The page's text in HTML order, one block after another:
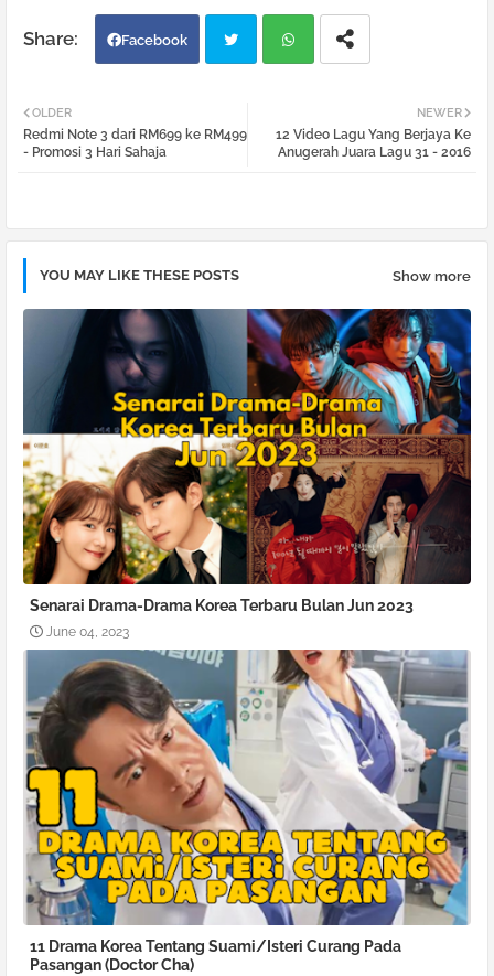
Facebook
tter atsa
NEWER
12 Video Lagu Yang Berjaya Ke
Anugerah Juara Lagu 31 - 2016
OLDER
Redmi Note 3 dari RM699 ke RM499
- Promosi 3 Hari Sahaja
YOU MAY LIKE THESE POSTS Show more
Senarai Drama-Drama Korea Terbaru Bulan Jun 2023
June 04, 2023
11 Drama Korea Tentang Suami/Isteri Curang Pada
Pasangan (Doctor Cha)